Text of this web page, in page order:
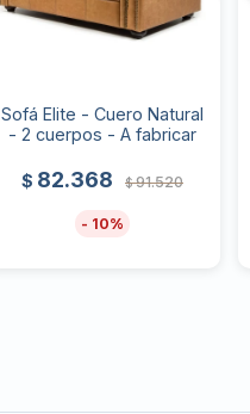
Sofá Elite - Cuero Natural
- 2 cuerpos - A fabricar
$ 82.368 $ 91.520
10